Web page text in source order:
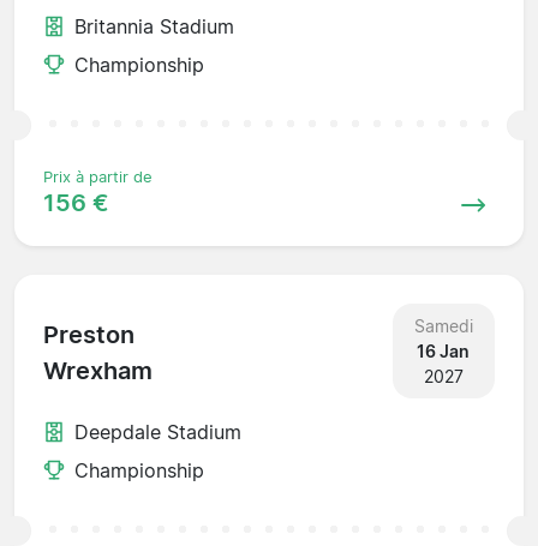
Britannia Stadium
Championship
Prix à partir de
156 €
Preston
Wrexham
Samedi
16 Jan
2027
Deepdale Stadium
Championship